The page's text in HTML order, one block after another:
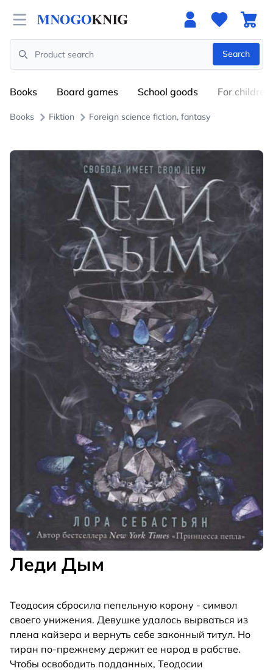
Open menu
Search
Search
Books Board games School goods For children
Books Fiktion Foreign science fiction, fantasy
Леди Дым
Теодосия сбросила пепельную корону - символ
своего унижения. Девушке удалось вырваться из
плена кайзера и вернуть себе законный титул. Но
тиран по-прежнему держит ее народ в рабстве.
Чтобы освободить подданных, Теодосии